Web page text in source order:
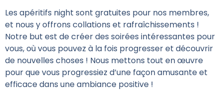
Les apéritifs night sont gratuites pour nos membres,
et nous y offrons collations et rafraîchissements !
Notre but est de créer des soirées intéressantes pour
vous, où vous pouvez à la fois progresser et découvrir
de nouvelles choses ! Nous mettons tout en œuvre
pour que vous progressiez d’une façon amusante et
efficace dans une ambiance positive !